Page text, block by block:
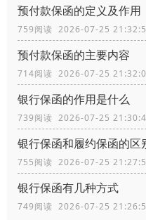
预付款保函的定义及作用
759阅读 2026-07-25
预付款保函的主要内容
714阅读 2026-07-25
银行保函的作用是什么
739阅读 2026-07-25
银行保函和履约保函的区
755阅读 2026-07-25
银行保函有几种方式
749阅读 2026-07-25